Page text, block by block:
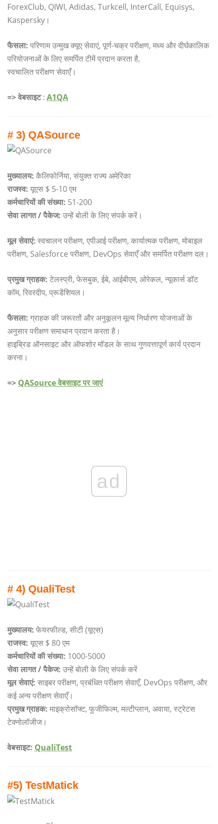
ForexClub, QIWI, Adidas, Turkcell, InterCall, Equisys,
Kaspersky।
फैसला: परिणाम उन्मुख क्यूए सेवाएं, पूर्ण-चक्र परीक्षण, मध्य और दीर्घकालिक
परियोजनाओं के लिए समर्पित टीमें प्रदान करता है,
स्वचालित परीक्षण सेवाएँ।
=> वेबसाइट: A1QA
# 3) QASource
मुख्यालय: कैलिफोर्निया, संयुक्त राज्य अमेरिका
राजस्व: यूएस $ 5-10 एम
कर्मचारियों की संख्या: 51-200
सेवा लागत / पैकेज: उन्हें बोली के लिए संपर्क करें।
मूल सेवाएं: स्वचालन परीक्षण, एपीआई परीक्षण, कार्यात्मक परीक्षण, मोबाइल
परीक्षण, Salesforce परीक्षण, DevOps सेवाएँ और समर्पित परीक्षण दल।
प्रमुख ग्राहक: टेलस्प्री, फेसबुक, ईबे, आईबीएम, ओरेकल, न्यूकार्स डॉट
कॉम, रिवरदीप, प्रूडेंशियल।
फैसला: ग्राहक की जरूरतों और अनुकूलन मूल्य निर्धारण योजनाओं के
अनुसार परीक्षण समाधान प्रदान करता है।
हाइब्रिड ऑनसाइट और ऑफशोर मॉडल के साथ गुणवत्तापूर्ण कार्य प्रदान
करना।
=> QASource वेबसाइट पर जाएं
ad
# 4) QualiTest
मुख्यालय: फेयरफील्ड, सीटी (यूएस)
राजस्व: यूएस $ 80 एम
कर्मचारियों की संख्या: 1000-5000
सेवा लागत / पैकेज: उन्हें बोली के लिए संपर्क करें
मूल सेवाएं: साइबर परीक्षण, प्रबंधित परीक्षण सेवाएँ, DevOps परीक्षण, और
कई अन्य परीक्षण सेवाएँ।
प्रमुख ग्राहक: माइक्रोसॉफ्ट, फुजीफिल्म, मल्टीप्लान, अवाया, स्ट्रेटस
टेक्नोलॉजीज।
वेबसाइट: QualiTest
#5) TestMatick